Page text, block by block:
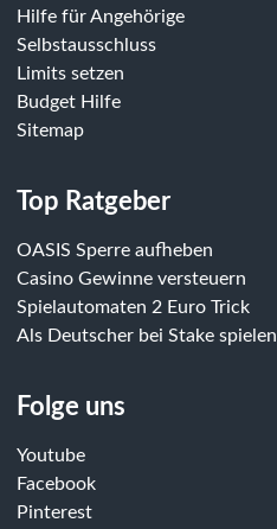
Hilfe für Angehörige
Selbstausschluss
Limits setzen
Budget Hilfe
Sitemap
Top Ratgeber
OASIS Sperre aufheben
Casino Gewinne versteuern
Spielautomaten 2 Euro Trick
Als Deutscher bei Stake spielen
Folge uns
Youtube
Facebook
Pinterest